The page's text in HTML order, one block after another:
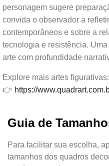
personagem sugere
convida o observador a
contemporâneos e sobre a
tecnologia e resistência.
arte com profundidade
Explore mais artes figurativas:
👉 https://
Guia de
Para facilitar sua escolha,
tamanhos dos quadros